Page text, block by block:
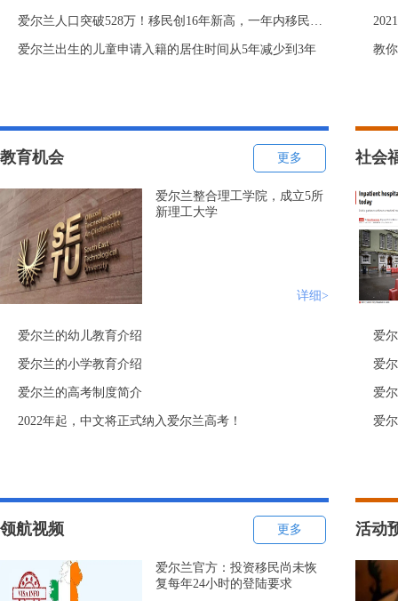
爱尔兰人口突破528万！移民创16年新高，一年内移民人数高达14万！
爱尔兰出生的儿童申请入籍的居住时间从5年减少到3年 教
教育机会 更多
爱尔兰整合理工学院，成立5所
新理工大学
详细>
爱尔兰的幼儿教育介绍
爱尔兰的小学教育介绍
爱尔兰的高考制度简介
2022年起，中文将正式纳入爱尔兰高考！
社会
爱
爱
爱
领航视频 更多
爱尔兰官方：投资移民尚未恢
复每年24小时的登陆要求
活动